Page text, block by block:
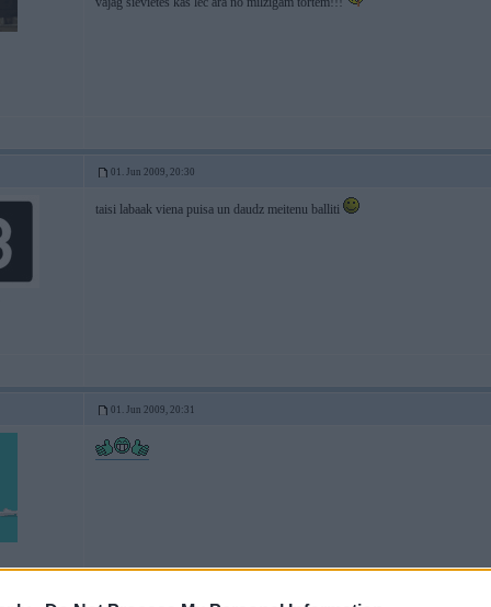
01. Jun 2009, 20:30
taisi labaak viena puisa un daudz meitenu balliti
01. Jun 2009, 20:31